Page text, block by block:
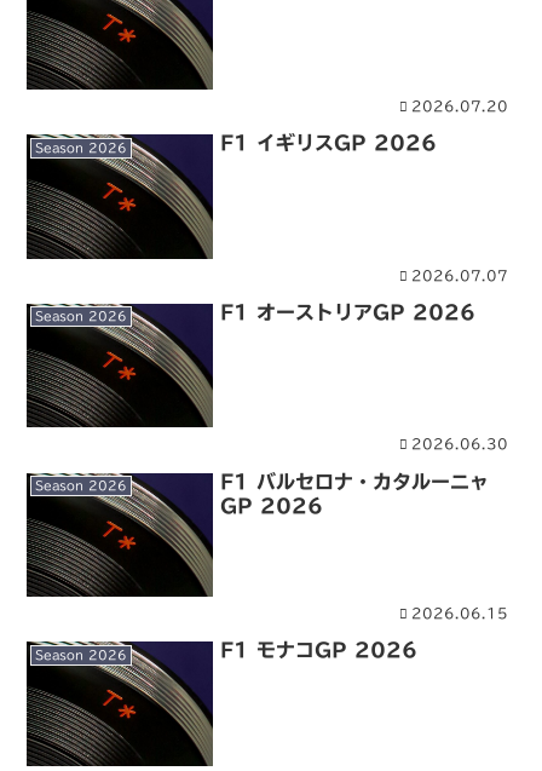
2026.07.20
Season 2026 F1 イギリスGP 2026
2026.07.07
Season 2026 F1 オーストリアGP 2026
2026.06.30
Season 2026
F1 バルセロナ・カタルーニャ
GP 2026
2026.06.15
Season 2026 F1 モナコGP 2026